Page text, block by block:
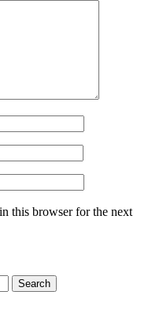
this browser for the next